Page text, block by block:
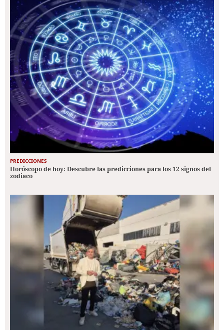
PREDICCIONES
Horóscopo de hoy: Descubre las predicciones para los 12 signos del
zodiaco